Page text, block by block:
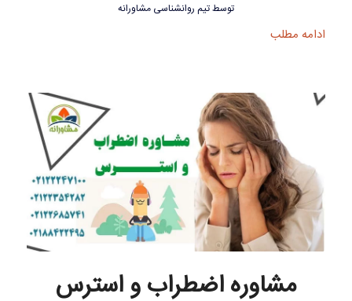
توسطتیم روانشناسی مشاورانه
ادامه مطلب
مشاوره اضطراب و استرس